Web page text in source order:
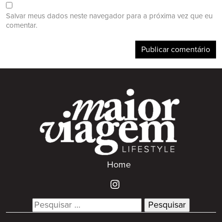
Salvar meus dados neste navegador para a próxima vez que eu
comentar.
Home
Search
for: